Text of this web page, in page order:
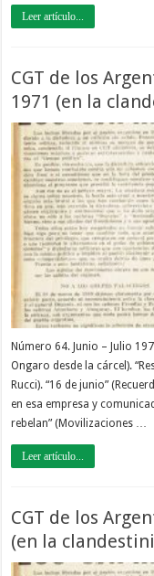
Leer artículo...
CGT de los
1971 (en la
Número 64. Junio – Julio
Ongaro desde la cárcel).
Rucci). “16 de junio”
en esa empresa y
rebelan” (Movilizaciones …
Leer artículo...
CGT de los
(en la